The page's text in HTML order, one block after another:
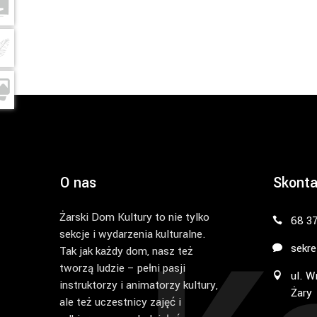
O nas
Żarski Dom Kultury to nie tylko
sekcje i wydarzenia kulturalne.
Tak jak każdy dom, nasz też
tworzą ludzie – pełni pasji
instruktorzy i animatorzy kultury,
ale też uczestnicy zajęć i
68
ul.
Żary